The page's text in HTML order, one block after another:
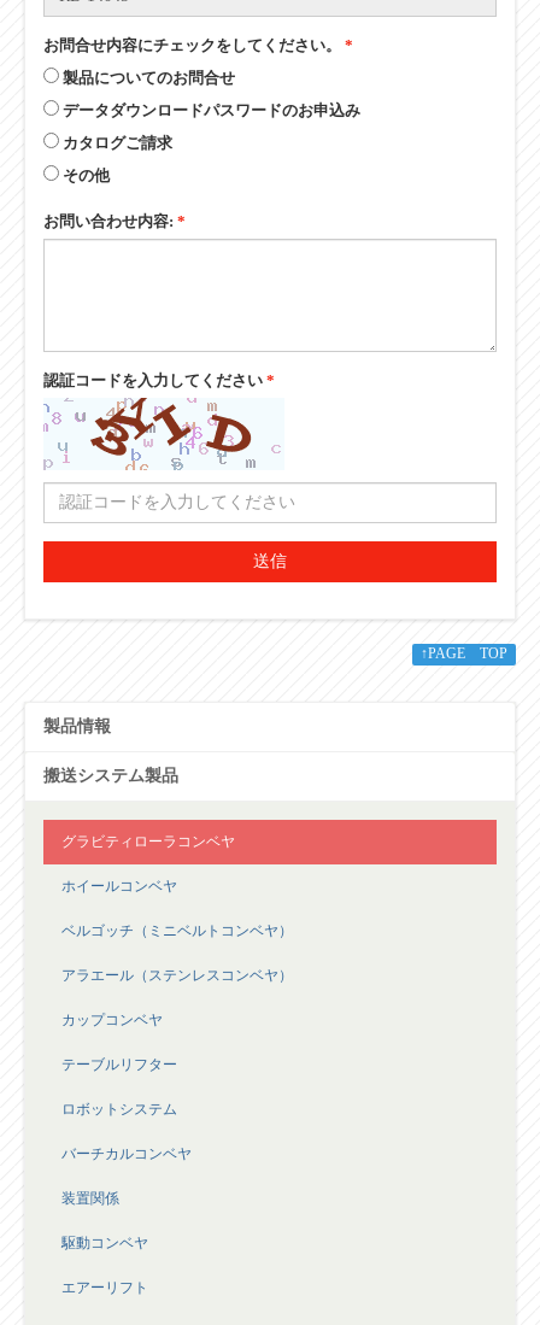
お問合せ内容にチェックをしてください。 *
製品についてのお問合せ
データダウンロードパスワードのお申込み
カタログご請求
その他
お問い合わせ内容: *
認証コードを入力してください *
送信
↑PAGE TOP
製品情報
搬送システム製品
グラビティローラコンベヤ
ホイールコンベヤ
ベルゴッチ（ミニベルトコンベヤ）
アラエール（ステンレスコンベヤ）
カップコンベヤ
テーブルリフター
ロボットシステム
バーチカルコンベヤ
装置関係
駆動コンベヤ
エアーリフト